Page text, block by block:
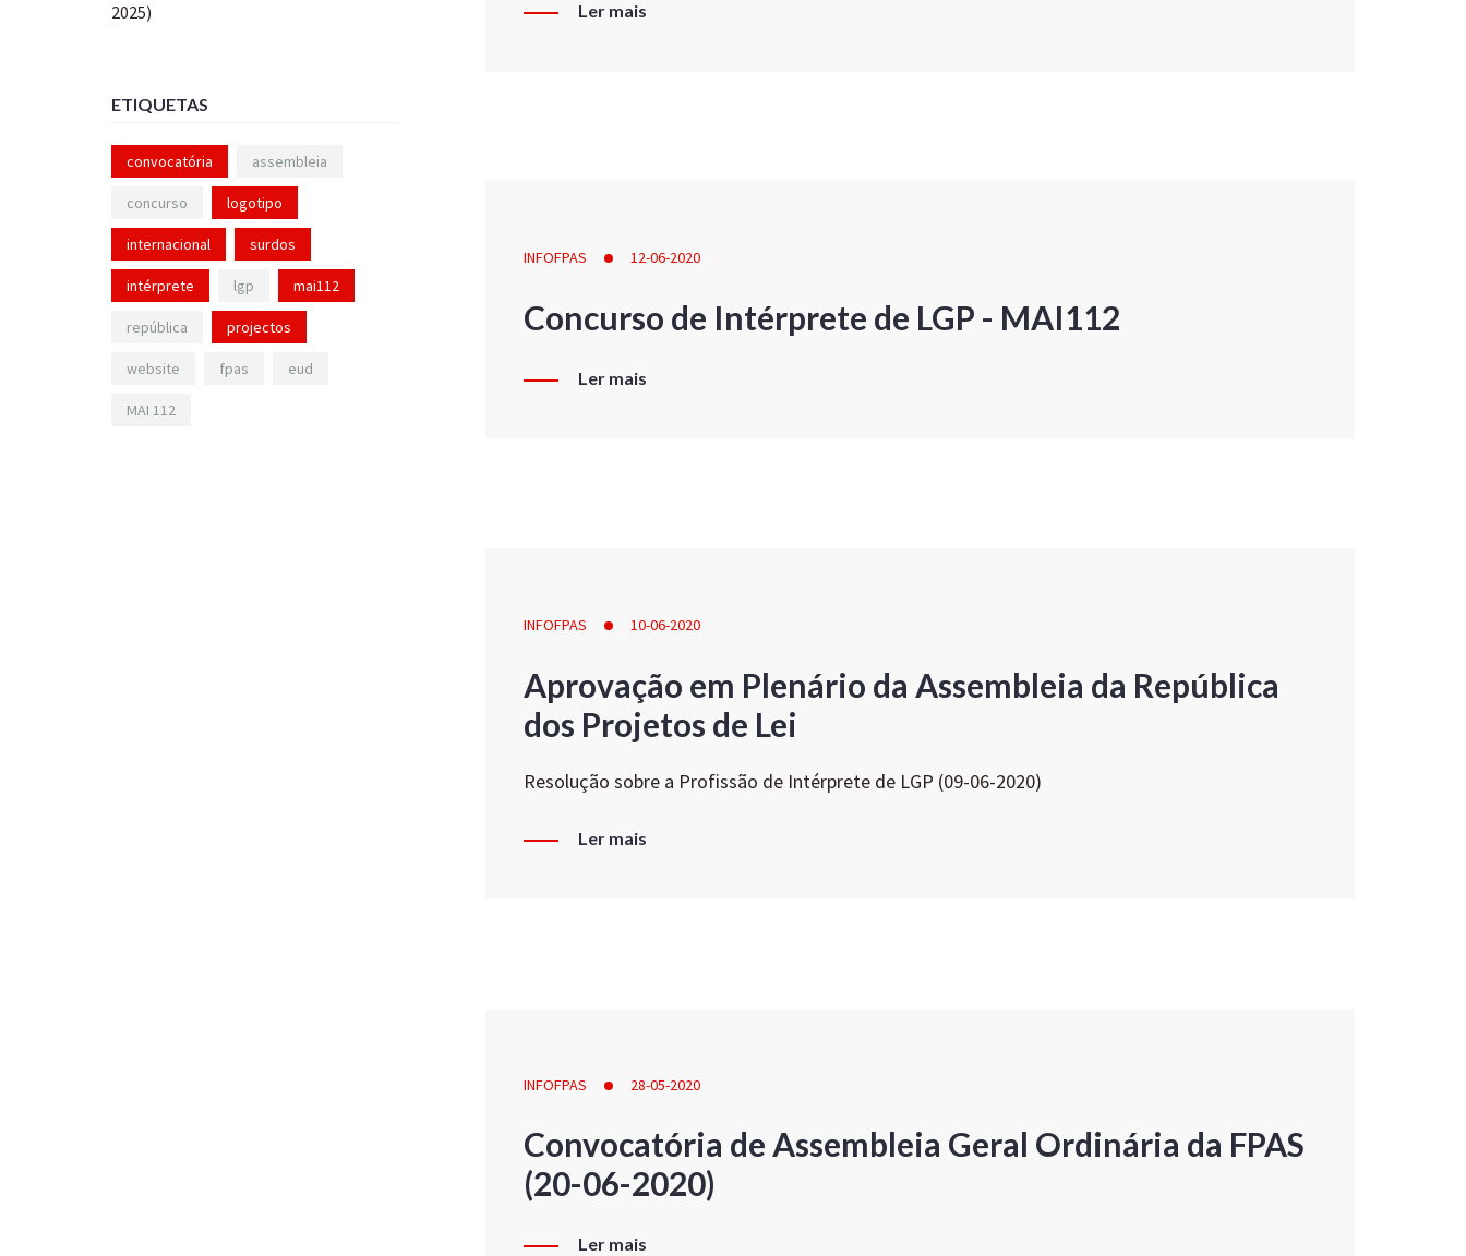
Ler mais
INFOFPAS 12-06-2020
Concurso de Intérprete de LGP - MAI112
Ler mais
INFOFPAS 10-06-2020
Aprovação em Plenário da Assembleia da República
dos Projetos de Lei
Resolução sobre a Profissão de Intérprete de LGP (09-06-2020)
Ler mais
INFOFPAS 28-05-2020
Convocatória de Assembleia Geral Ordinária da FPAS
(20-06-2020)
Ler mais
ETIQUETAS
convocatória assembleia
concurso logotipo
internacional surdos
intérprete lgp mai112
república projectos
website fpas eud
MAI 112